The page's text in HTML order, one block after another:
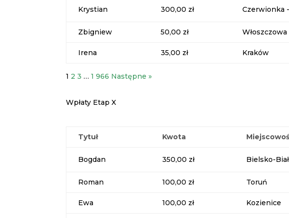
Krystian 300,00 zł Czerwionka
Zbigniew 50,00 zł Włoszczowa
Irena 35,00 zł Kraków
1 2 3 … 1 966 Następne »
Wpłaty Etap X
Tytuł Kwota
Bogdan 350,00 zł Bielsko-
Roman 100,00 zł Toruń
Ewa 100,00 zł Kozienice